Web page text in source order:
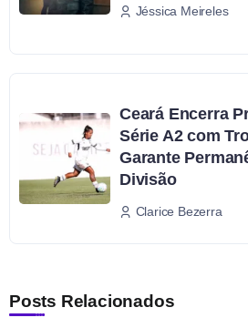
Jéssica Meireles
Ceará Encerra
Série A2 com
Garante
Divisão
Clarice Bezerra
Posts Relacionados